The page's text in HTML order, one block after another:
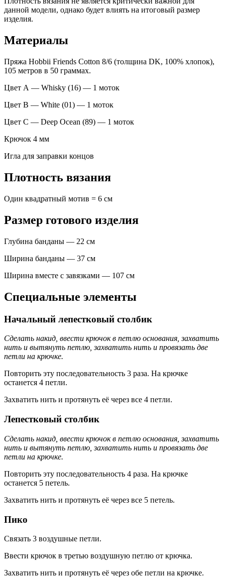
данной модели, однако будет влиять на итоговый размер
изделия.
Материалы
Пряжа Hobbii Friends Cotton 8/6 (толщина DK, 100% хлопок),
105 метров в 50 граммах.
Цвет А — Whisky (16) — 1 моток
Цвет В — White (01) — 1 моток
Цвет С — Deep Ocean (89) — 1 моток
Крючок 4 мм
Игла для заправки концов
Плотность вязания
Один квадратный мотив = 6 см
Размер готового изделия
Глубина банданы — 22 см
Ширина банданы — 37 см
Ширина вместе с завязками — 107 см
Специальные элементы
Начальный лепестковый столбик
Сделать накид, ввести крючок в петлю основания, захватить
нить и вытянуть петлю, захватить нить и провязать две
петли на крючке.
Повторить эту последовательность 3 раза. На крючке
останется 4 петли.
Захватить нить и протянуть её через все 4 петли.
Лепестковый столбик
Сделать накид, ввести крючок в петлю основания, захватить
нить и вытянуть петлю, захватить нить и провязать две
петли на крючке.
Повторить эту последовательность 4 раза. На крючке
останется 5 петель.
Захватить нить и протянуть её через все 5 петель.
Пико
Связать 3 воздушные петли.
Ввести крючок в третью воздушную петлю от крючка.
Захватить нить и протянуть её через обе петли на крючке.